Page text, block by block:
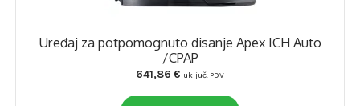
Uređaj za potpomognuto disanje Apex ICH Auto
/CPAP
641,86 € uključ. PDV